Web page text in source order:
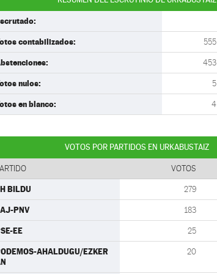
contabilizados: 555
453
nulos: 5
en blanco: 4
VOTOS POR PARTIDOS EN URKABUSTAIZ
VOTOS
BILDU 279
PNV 183
EE 25
AHALDUGU/EZKER
20